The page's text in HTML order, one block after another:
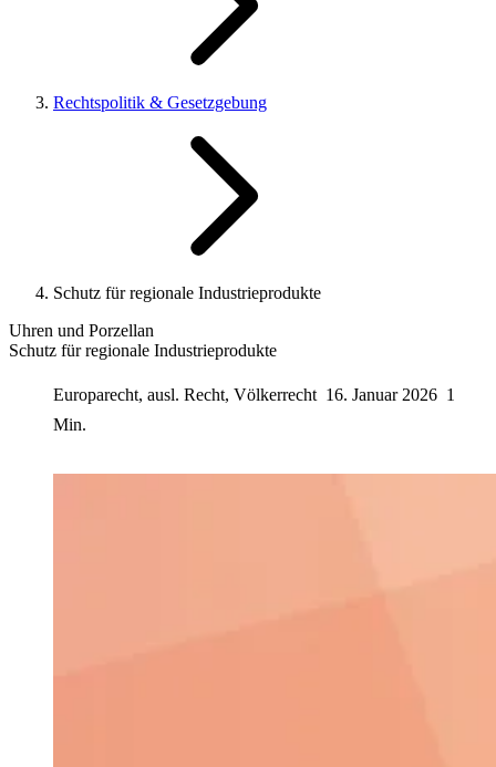
Rechtspolitik & Gesetzgebung
Schutz für regionale Industrieprodukte
Uhren und Porzellan
Schutz für regionale Industrieprodukte
Europarecht, ausl. Recht, Völkerrecht 16. Januar 2026 1
Min.